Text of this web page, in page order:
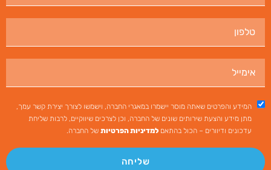
המידע והפרטים שאתה מוסר יישמרו במאגרי החברה, וישמשו לצורך יצירת קשר עמך,
מתן מידע והצעת שירותים שונים של החברה, וכן לצרכים שיווקיים, לרבות שליחת
עדכונים ודיוורים – הכול בהתאםלמדיניות הפרטיות של החברה.
שליחה